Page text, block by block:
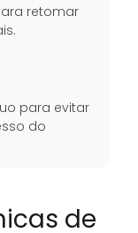
retomar
para evitar
do
de